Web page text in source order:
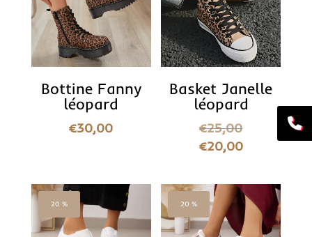
Bottine Fanny
léopard
€30,00
Basket Janelle
léopard
€25,00
€20,00
20 % 20 %